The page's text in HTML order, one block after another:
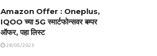
Amazon Offer : Oneplus,
IQOO च्या 5G स्मार्टफोन्सवर बम्पर
ऑफर, पहा लिस्ट
28/05/2023